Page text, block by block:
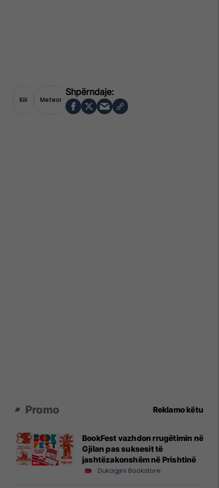
Kili Meteor
Promo Reklamo këtu
BookFest vazhdon rrugëtimin në
Gjilan pas suksesit të
jashtëzakonshëm në Prishtinë
Dukagjini Bookstore